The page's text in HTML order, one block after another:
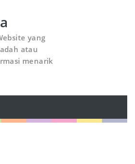
yang
atau
menarik